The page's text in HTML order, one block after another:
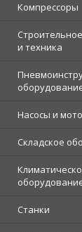
Компрессоры
и техника
Насосы и
Складское
Станки